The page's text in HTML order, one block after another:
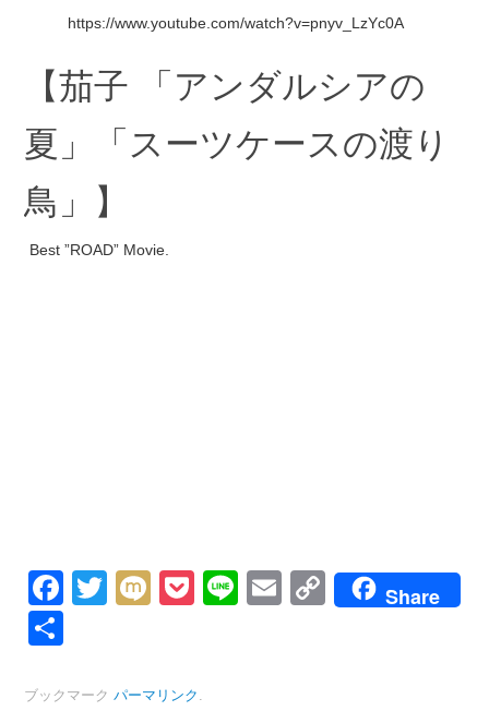
https://www.youtube.com/watch?v=pnyv_LzYc0A
【茄子 「アンダルシアの
夏」「スーツケースの渡り
鳥」】
Best ”ROAD” Movie.
Facebook
Twitter
MixiPocket
LineEmailCopyShare
ブックマーク パーマリンク .